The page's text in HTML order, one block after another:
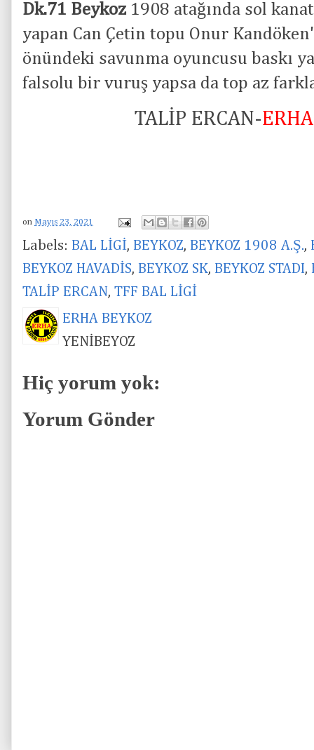
Dk.71 Beykoz 1908 atağında sol
yapan Can Çetin topu Onur
önündeki savunma oyuncusu baskı
falsolu bir vuruş yapsa da top az
TALİP ERCAN-
on Mayıs 23, 2021
Labels: BAL LİGİ, BEYKOZ, BEYKOZ 1908 A.Ş.,
BEYKOZ HAVADİS, BEYKOZ SK, BEYKOZ STADI,
TALİP ERCAN, TFF BAL LİGİ
ERHA BEYKOZ
YENİBEYOZ
Hiç yorum yok:
Yorum Gönder